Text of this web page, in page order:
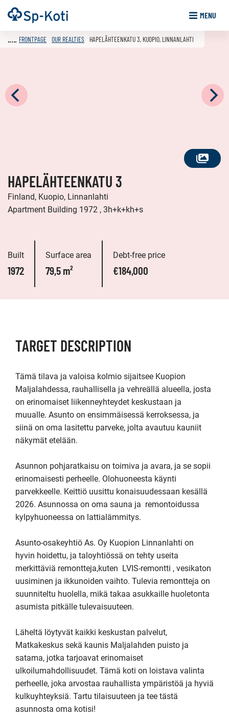
Go
to
Frontpage MENU
SEE
FRONTPAGE OUR REALTIES HAPELÄHTEENKATU 3, KUOPIO, LINNANLAHTI
HAPELÄHTEENKATU 3
Finland, Kuopio, Linnanlahti
Apartment Building 1972 , 3h+k+kh+s
Built
1972
Surface area
79,5 m²
Debt-free price
€184,000
TARGET DESCRIPTION
Tämä tilava ja valoisa kolmio sijaitsee Kuopion
Maljalahdessa, rauhallisella ja vehreällä alueella, josta
on erinomaiset liikenneyhteydet keskustaan ja
muualle. Asunto on ensimmäisessä kerroksessa, ja
siinä on oma lasitettu parveke, jolta avautuu kauniit
näkymät etelään.
Asunnon pohjaratkaisu on toimiva ja avara, ja se sopii
erinomaisesti perheelle. Olohuoneesta käynti
parvekkeelle. Keittiö uusittu konaisuudessaan kesällä
2026. Asunnossa on oma sauna ja  remontoidussa
kylpyhuoneessa on lattialämmitys.
Asunto-osakeyhtiö As. Oy Kuopion Linnanlahti on
hyvin hoidettu, ja taloyhtiössä on tehty useita
merkittäviä remontteja,kuten  LVIS-remontti , vesikaton
uusiminen ja ikkunoiden vaihto. Tulevia remontteja on
suunniteltu huolella, mikä takaa asukkaille huoletonta
asumista pitkälle tulevaisuuteen.
Läheltä löytyvät kaikki keskustan palvelut,
Matkakeskus sekä kaunis Maljalahden puisto ja
satama, jotka tarjoavat erinomaiset
ulkoilumahdollisuudet. Tämä koti on loistava valinta
perheelle, joka arvostaa rauhallista ympäristöä ja hyviä
kulkuyhteyksiä. Tartu tilaisuuteen ja tee tästä
asunnosta oma kotisi!